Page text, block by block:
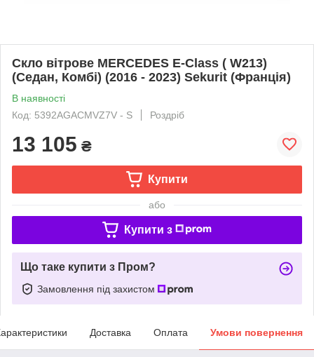
Скло вітрове MERCEDES E-Class ( W213)
(Седан, Комбі) (2016 - 2023) Sekurit (Франція)
В наявності
Код: 5392AGACMVZ7V - S
Роздріб
13 105 ₴
Купити
або
Купити з
Що таке купити з Пром?
Замовлення під захистом
Доставка Оплата Умови повернення